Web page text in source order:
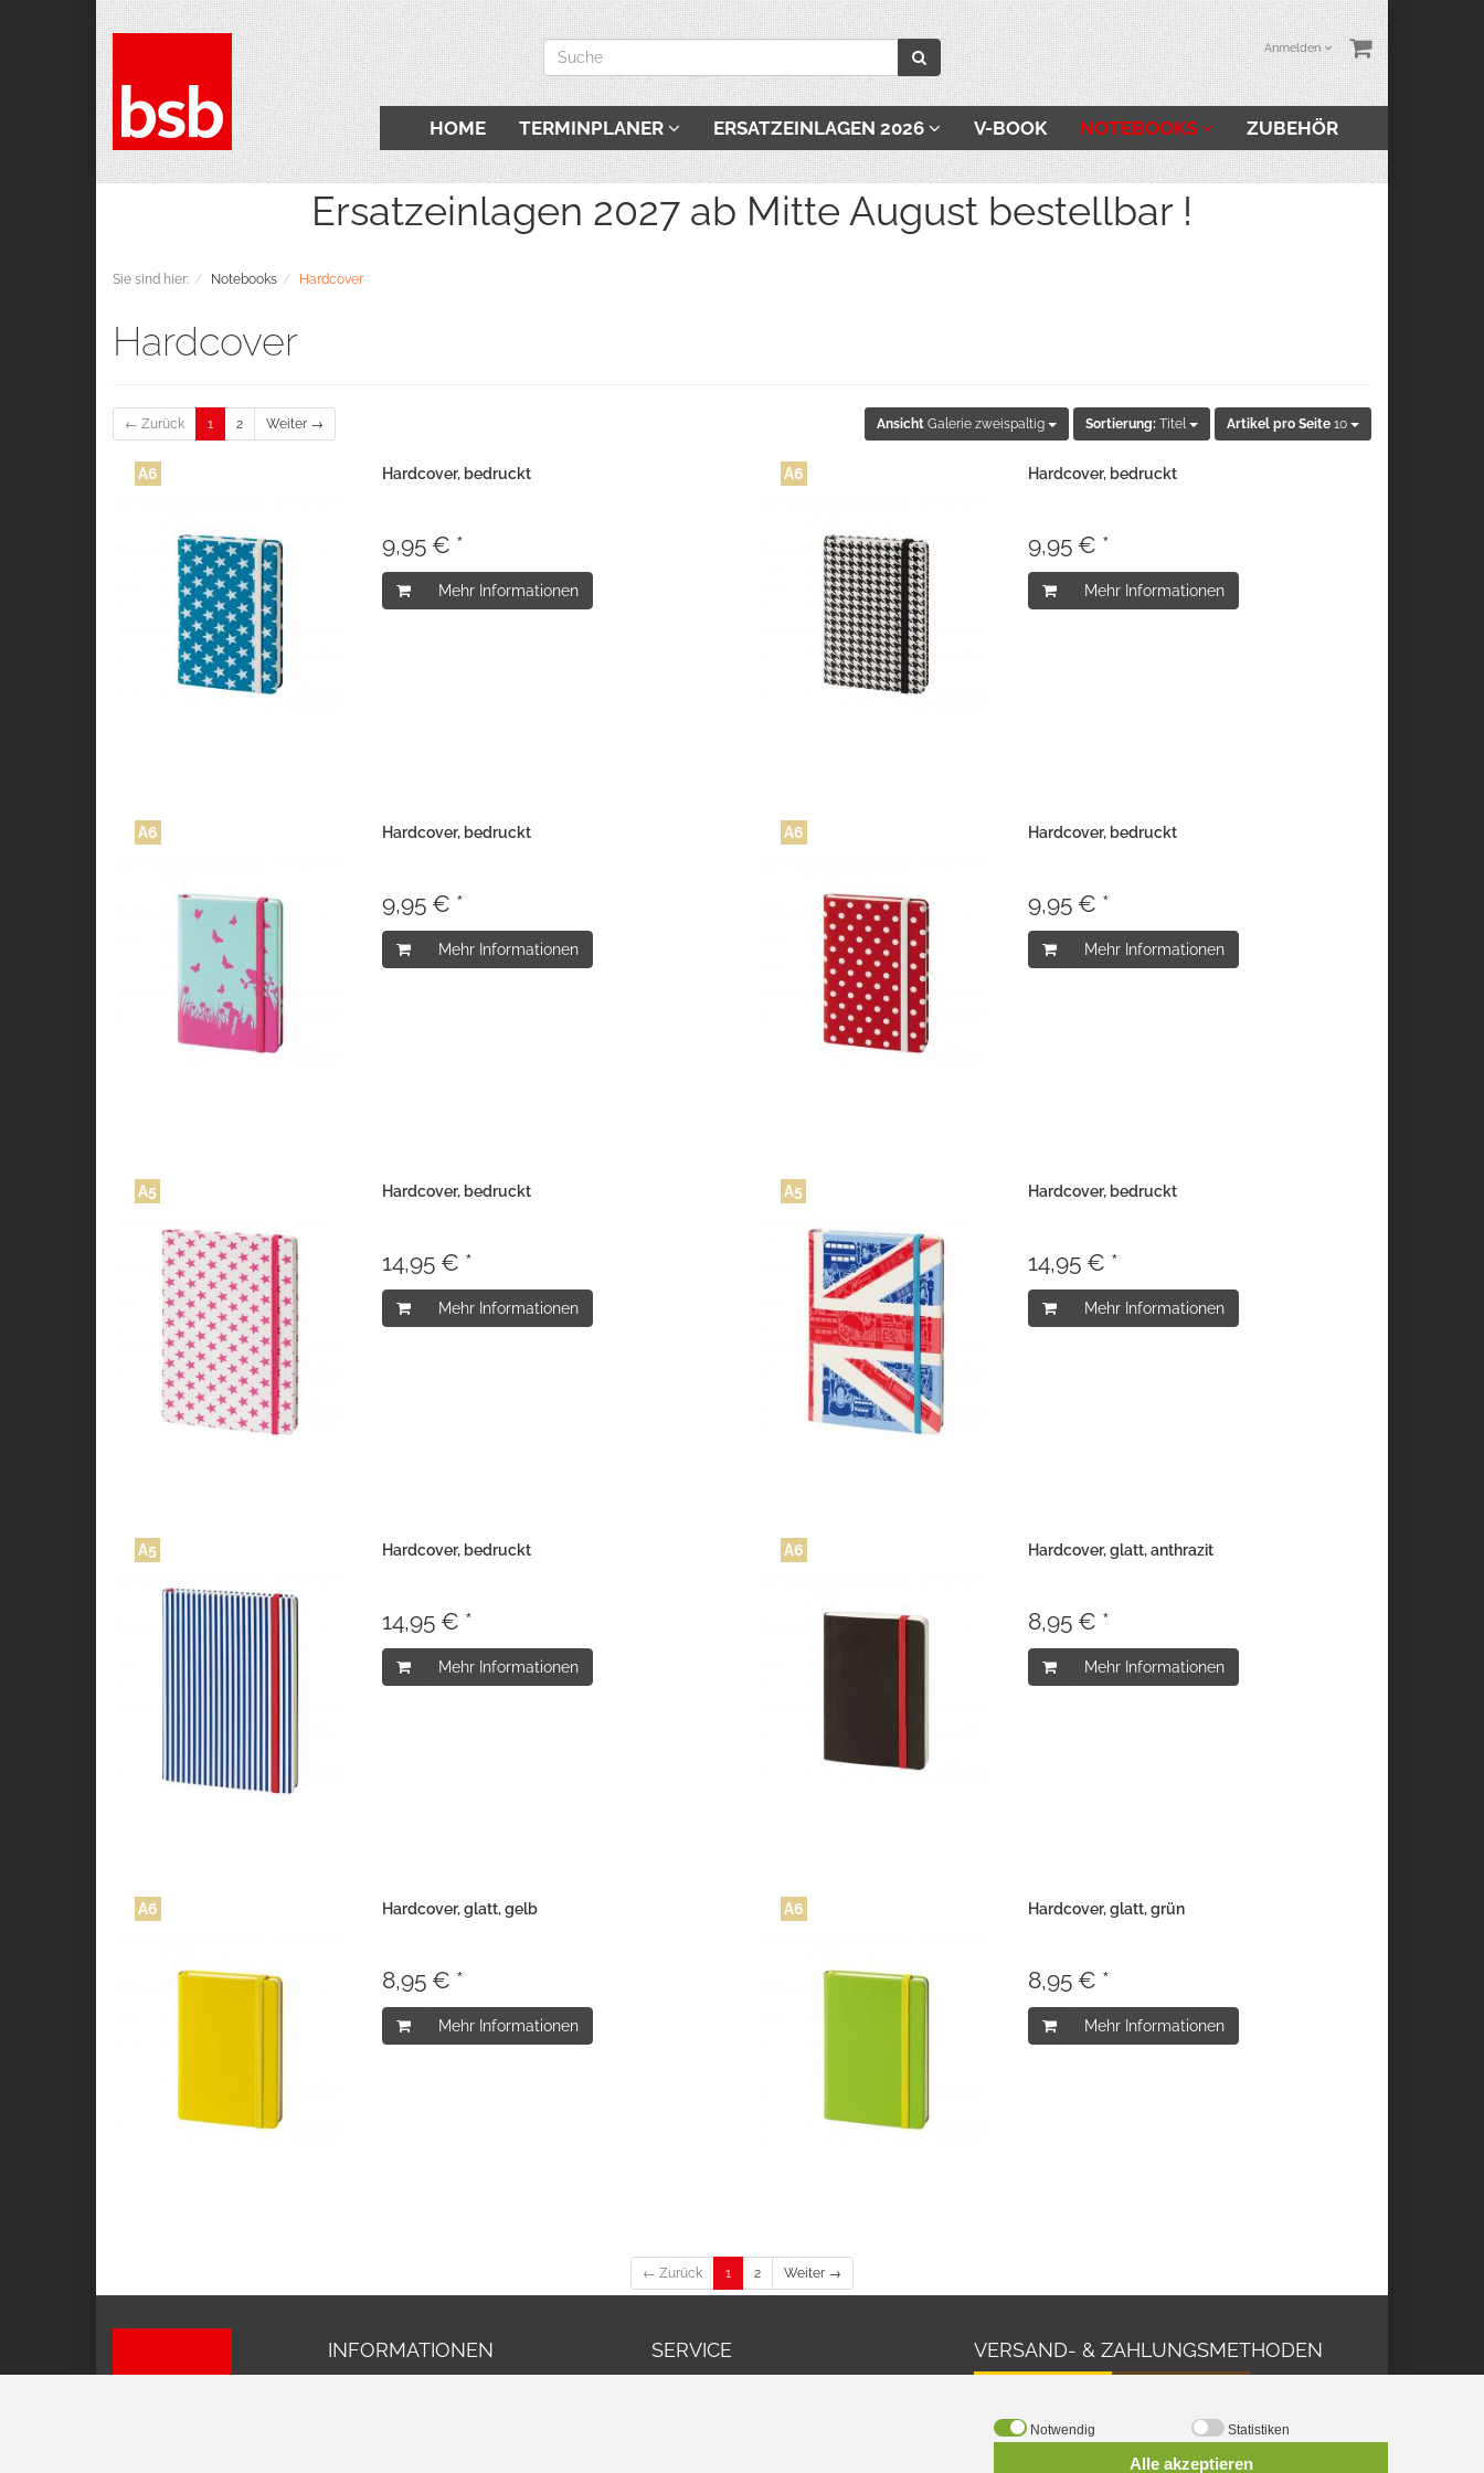
Anmelden
HOME TERMINPLANER ERSATZEINLAGEN 2026 V-BOOK NOTEBOOKS ZUBEHÖR
Ersatzeinlagen 2027 ab Mitte August bestellbar !
Sie sind hier: Notebooks Hardcover
Hardcover
← Zurück 1 2 Weiter → Ansicht Galerie zweispaltig Sortierung: Titel Artikel pro Seite 10
A6 Hardcover, bedruckt
9,95 € *
Mehr Informationen
A6 Hardcover, bedruckt
9,95 € *
Mehr Informationen
A6 Hardcover, bedruckt
9,95 € *
Mehr Informationen
A6 Hardcover, bedruckt
9,95 € *
Mehr Informationen
A5 Hardcover, bedruckt
14,95 € *
Mehr Informationen
A5 Hardcover, bedruckt
14,95 € *
Mehr Informationen
A5 Hardcover, bedruckt
14,95 € *
Mehr Informationen
A6 Hardcover, glatt, anthrazit
8,95 € *
Mehr Informationen
A6 Hardcover, glatt, gelb
8,95 € *
Mehr Informationen
A6 Hardcover, glatt, grün
8,95 € *
Mehr Informationen
← Zurück 1 2 Weiter →
INFORMATIONEN SERVICE VERSAND- & ZAHLUNGSMETHODEN
Notwendig Statistiken
Alle akzeptieren